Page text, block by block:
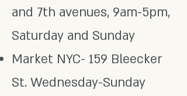
and 7th avenues, 9am-5pm,
Saturday and Sunday
Market NYC- 159 Bleecker
St. Wednesday-Sunday